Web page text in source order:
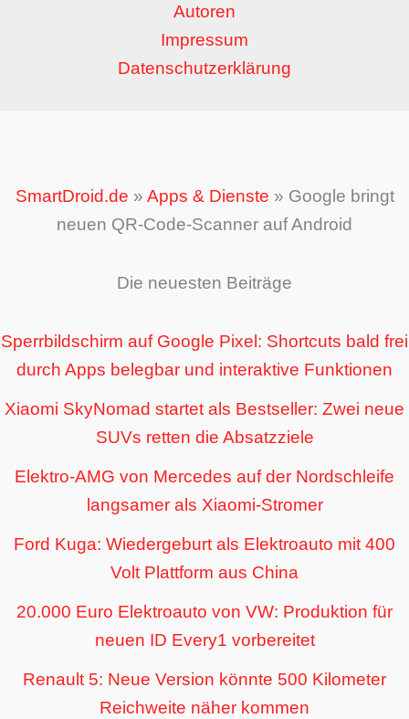
Autoren
Impressum
Datenschutzerklärung
SmartDroid.de » Apps & Dienste » Google bringt
neuen QR-Code-Scanner auf Android
Die neuesten Beiträge
Sperrbildschirm auf Google Pixel: Shortcuts bald frei
durch Apps belegbar und interaktive Funktionen
Xiaomi SkyNomad startet als Bestseller: Zwei neue
SUVs retten die Absatzziele
Elektro-AMG von Mercedes auf der Nordschleife
langsamer als Xiaomi-Stromer
Ford Kuga: Wiedergeburt als Elektroauto mit 400
Volt Plattform aus China
20.000 Euro Elektroauto von VW: Produktion für
neuen ID Every1 vorbereitet
Renault 5: Neue Version könnte 500 Kilometer
Reichweite näher kommen